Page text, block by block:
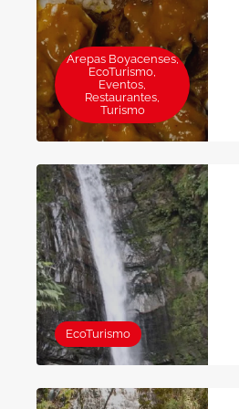
Arepas Boyacenses,
EcoTurismo,
Eventos,
Restaurantes,
Turismo
EcoTurismo